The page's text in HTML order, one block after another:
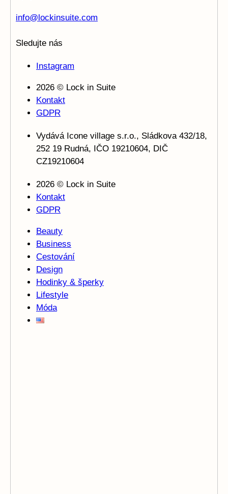
info@lockinsuite.com
Sledujte nás
Instagram
2026 © Lock in Suite
Kontakt
GDPR
Vydává Icone village s.r.o., Sládkova 432/18,
252 19 Rudná, IČO 19210604, DIČ
CZ19210604
2026 © Lock in Suite
Kontakt
GDPR
Beauty
Business
Cestování
Design
Hodinky & šperky
Lifestyle
Móda